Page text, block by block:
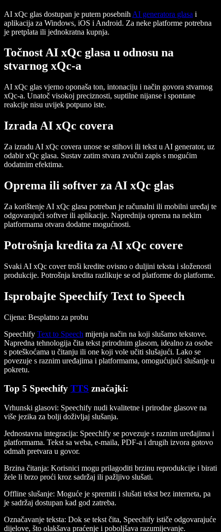
AI xQc glas dostupan je putem posebnih AI generatora glasa i
aplikacija za Windows, iOS i Android. Za neke platforme potrebna
je pretplata ili jednokratna kupnja.
Točnost AI xQc glasa u odnosu na
stvarnog xQc-a
AI xQc glas vjerno oponaša ton, intonaciju i način govora stvarnog
xQc-a. Unatoč visokoj preciznosti, suptilne nijanse i spontane
reakcije nisu uvijek potpuno iste.
Izrada AI xQc covera
Za izradu AI xQc covera unose se stihovi ili tekst u AI generator, uz
odabir xQc glasa. Sustav zatim stvara zvučni zapis s mogućim
dodatnim efektima.
Oprema ili softver za AI xQc glas
Za korištenje AI xQc glasa potreban je računalni ili mobilni uređaj te
odgovarajući softver ili aplikacije. Naprednija oprema na nekim
platformama otvara dodatne mogućnosti.
Potrošnja kredita za AI xQc covere
Svaki AI xQc cover troši kredite ovisno o duljini teksta i složenosti
produkcije. Potrošnja kredita razlikuje se od platforme do platforme.
Isprobajte Speechify Text to Speech
Cijena: Besplatno za probu
Speechify Text to Speech mijenja način na koji slušamo tekstove.
Napredna tehnologija čita tekst prirodnim glasom, idealno za osobe
s poteškoćama u čitanju ili one koji vole učiti slušajući. Lako se
povezuje s raznim uređajima i platformama, omogućujući slušanje u
pokretu.
Top 5 Speechify TTS značajki:
Vrhunski glasovi: Speechify nudi kvalitetne i prirodne glasove na
više jezika za bolji doživljaj slušanja.
Jednostavna integracija: Speechify se povezuje s raznim uređajima i
platformama. Tekst sa weba, e-maila, PDF-a i drugih izvora gotovo
odmah pretvara u govor.
Brzina čitanja: Korisnici mogu prilagoditi brzinu reprodukcije i birati
žele li brzo proći kroz sadržaj ili pažljivo slušati.
Offline slušanje: Moguće je spremiti i slušati tekst bez interneta, pa
je sadržaj dostupan kad god zatreba.
Označavanje teksta: Dok se tekst čita, Speechify ističe odgovarajuće
dijelove, što olakšava praćenje i poboljšava razumijevanje.